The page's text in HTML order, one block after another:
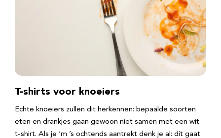
T-shirts voor knoeiers
Echte knoeiers zullen dit herkennen: bepaalde soorten
eten en drankjes gaan gewoon niet samen met een wit
t-shirt. Als je ‘m ’s ochtends aantrekt denk je al: dit gaat